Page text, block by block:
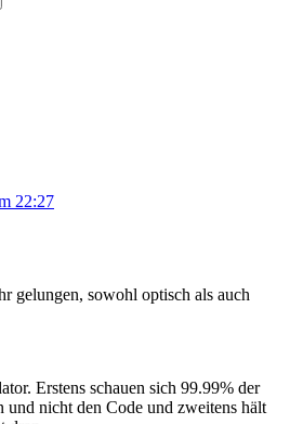
22:27
gelungen, sowohl optisch als auch
Erstens schauen sich 99.99% der
und nicht den Code und zweitens hält